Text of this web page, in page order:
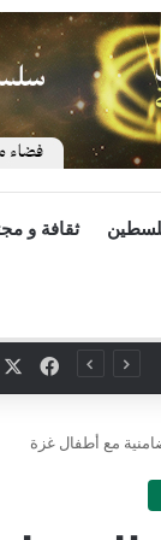
ثقافة و
مع أطفال غزة